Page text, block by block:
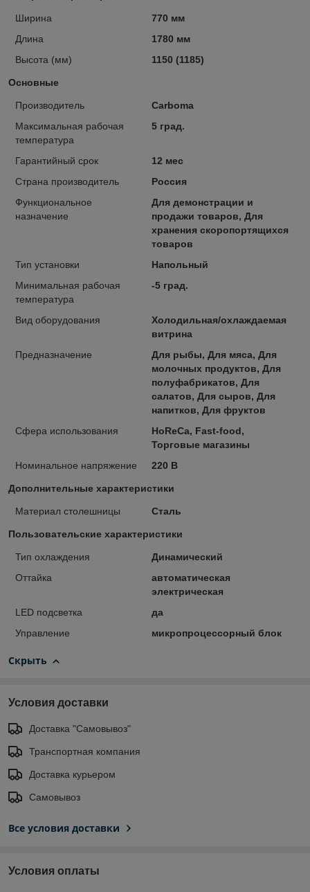
Ширина
770 мм
Длина
1780 мм
Высота (мм)
1150 (1185)
Основные
Производитель
Carboma
Максимальная рабочая
температура
5 град.
Гарантийный срок
12 мес
Страна производитель
Россия
Функциональное
назначение
Для демонстрации и
продажи товаров, Для
хранения скоропортящихся
товаров
Тип установки
Напольный
Минимальная рабочая
температура
-5 град.
Вид оборудования
Холодильная/охлаждаемая
витрина
Предназначение
Для рыбы, Для мяса, Для
молочных продуктов, Для
полуфабрикатов, Для
салатов, Для сыров, Для
напитков, Для фруктов
Сфера использования
HoReCa, Fast-food,
Торговые магазины
Номинальное напряжение
220 В
Дополнительные характеристики
Материал столешницы Сталь
Пользовательские характеристики
Тип охлаждения
Динамический
Оттайка
автоматическая
электрическая
LED подсветка
да
Управление
микропроцессорный блок
Скрыть
Условия доставки
Доставка "Самовывоз"
Транспортная компания
Доставка курьером
Самовывоз
Все условия доставки
Условия оплаты